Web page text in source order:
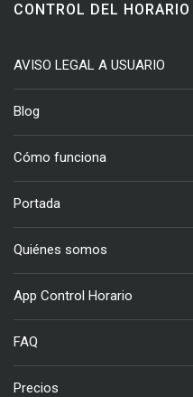
CONTROL DEL HORARIO
AVISO LEGAL A USUARIO
Blog
Cómo funciona
Portada
Quiénes somos
App Control Horario
FAQ
Precios